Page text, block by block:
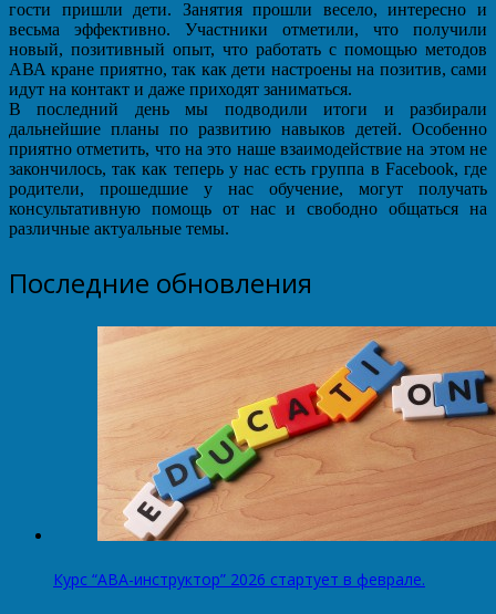
гости пришли дети. Занятия прошли весело, интересно и
весьма эффективно. Участники отметили, что получили
новый, позитивный опыт, что работать с помощью методов
АВА кране приятно, так как дети настроены на позитив, сами
идут на контакт и даже приходят заниматься.
В последний день мы подводили итоги и разбирали
дальнейшие планы по развитию навыков детей. Особенно
приятно отметить, что на это наше взаимодействие на этом не
закончилось, так как теперь у нас есть группа в Facebook, где
родители, прошедшие у нас обучение, могут получать
консультативную помощь от нас и свободно общаться на
различные актуальные темы.
Последние обновления
Курс “АВА-инструктор” 2026 стартует в феврале.